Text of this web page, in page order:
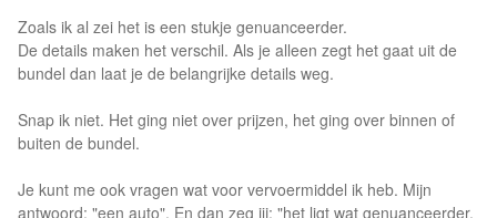
Zoals ik al zei het is een stukje genuanceerder.
De details maken het verschil. Als je alleen zegt het gaat uit de
bundel dan laat je de belangrijke details weg.
Snap ik niet. Het ging niet over prijzen, het ging over binnen of
buiten de bundel.
Je kunt me ook vragen wat voor vervoermiddel ik heb. Mijn
antwoord; "een auto". En dan zeg jij; "het ligt wat genuanceerder,